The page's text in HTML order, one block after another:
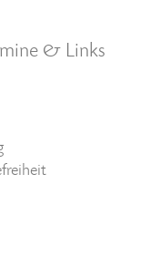
& Links